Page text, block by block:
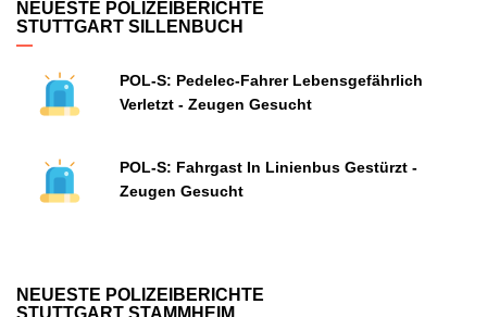
NEUESTE POLIZEIBERICHTE
STUTTGART SILLENBUCH
POL-S: Pedelec-Fahrer Lebensgefährlich
Verletzt - Zeugen Gesucht
POL-S: Fahrgast In Linienbus Gestürzt -
Zeugen Gesucht
NEUESTE POLIZEIBERICHTE
STUTTGART STAMMHEIM